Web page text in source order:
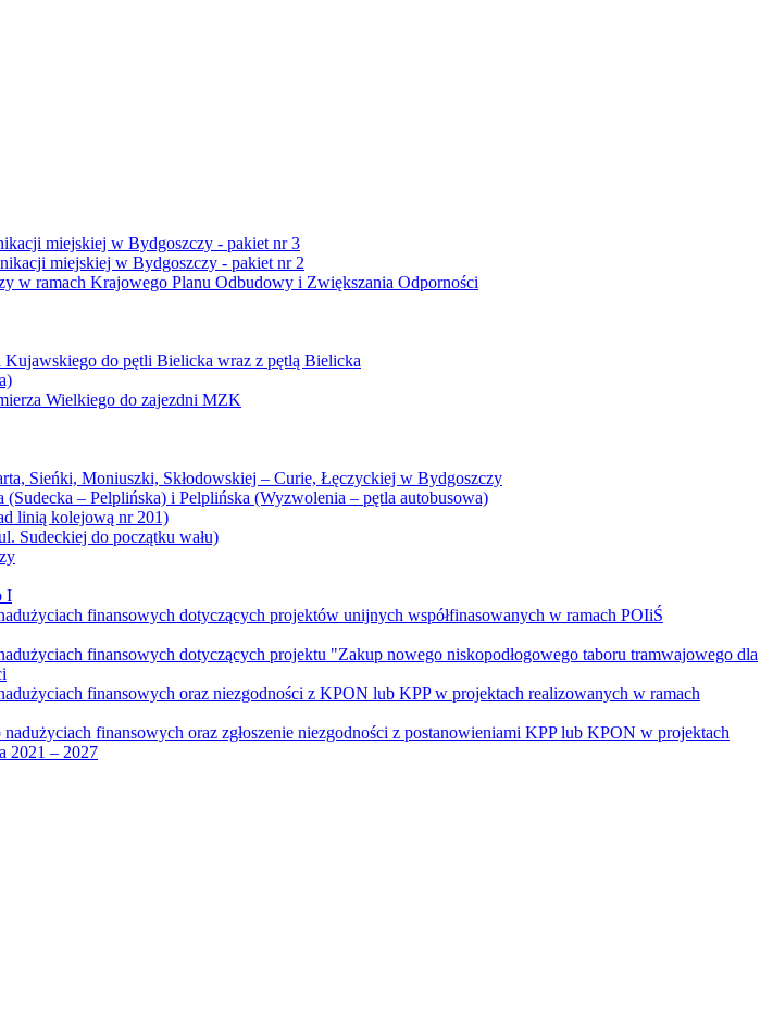
miejskiej w Bydgoszczy - pakiet nr 3
miejskiej w Bydgoszczy - pakiet nr 2
w ramach Krajowego Planu Odbudowy i Zwiększania Odporności
do pętli Bielicka wraz z pętlą Bielicka
Wielkiego do zajezdni MZK
Sieńki, Moniuszki, Skłodowskiej – Curie, Łęczyckiej w Bydgoszczy
– Pelplińska) i Pelplińska (Wyzwolenia – pętla autobusowa)
linią kolejową nr 201)
Sudeckiej do początku wału)
I
finansowych dotyczących projektów unijnych współfinasowanych w ramach POIiŚ
finansowych dotyczących projektu "Zakup nowego niskopodłogowego taboru tramwajowego dla
finansowych oraz niezgodności z KPON lub KPP w projektach realizowanych w ramach
finansowych oraz zgłoszenie niezgodności z postanowieniami KPP lub KPON w projektach
2021 – 2027